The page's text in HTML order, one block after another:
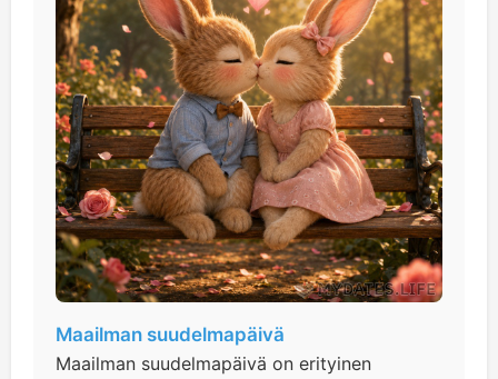
Maailman suudelmapäivä
Maailman suudelmapäivä on erityinen